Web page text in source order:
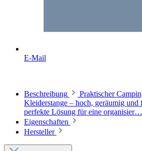
E-Mail
Beschreibung
Praktischer
Kleiderstange – hoch, geräumig und
perfekte Lösung für eine organisier…
Eigenschaften
Hersteller